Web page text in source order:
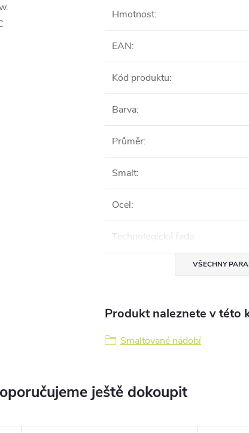
Hmotnost:
EAN:
Kód produktu:
Barva:
Průměr:
Smalt:
Ocel:
Technologická řada:
VŠECHNY
Produkt naleznete v této
Smaltované nádobí
ještě dokoupit